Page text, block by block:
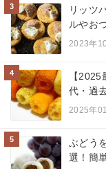
3
リッツ
ルやお
2023年
4
【
代・過
2025年
5
ぶどう
選！簡